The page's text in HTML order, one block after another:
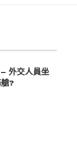
外交人員坐
?